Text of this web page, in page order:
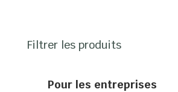
Filtrer les produits
Pour les entreprises